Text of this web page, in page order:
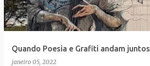
a
g
Quando Poesia e Grafiti andam juntos
janeiro 05, 2022